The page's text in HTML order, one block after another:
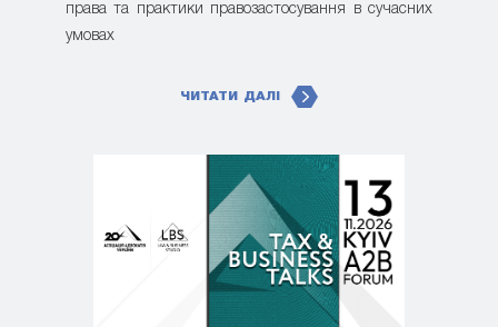
права та практики правозастосування в сучасних
умовах
ЧИТАТИ ДАЛІ